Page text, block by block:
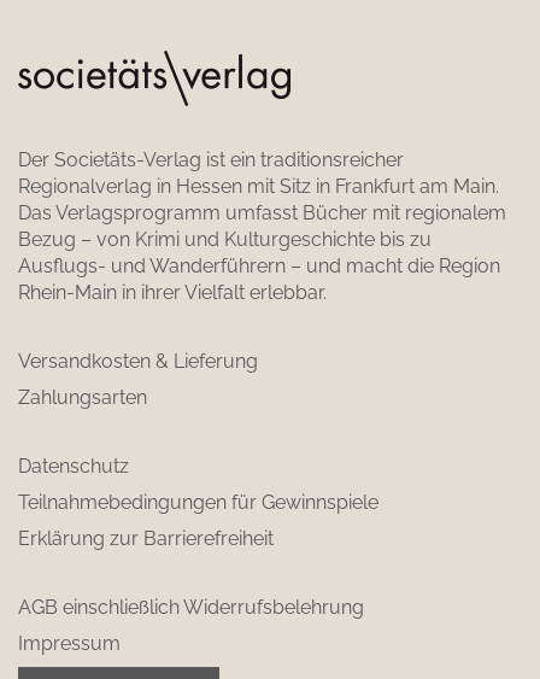
Der Societäts-Verlag ist ein traditionsreicher
Regionalverlag in Hessen mit Sitz in Frankfurt am Main.
Das Verlagsprogramm umfasst Bücher mit regionalem
Bezug – von Krimi und Kulturgeschichte bis zu
Ausflugs- und Wanderführern – und macht die Region
Rhein-Main in ihrer Vielfalt erlebbar.
Versandkosten & Lieferung
Zahlungsarten
Datenschutz
Teilnahmebedingungen für Gewinnspiele
Erklärung zur Barrierefreiheit
AGB einschließlich Widerrufsbelehrung
Impressum